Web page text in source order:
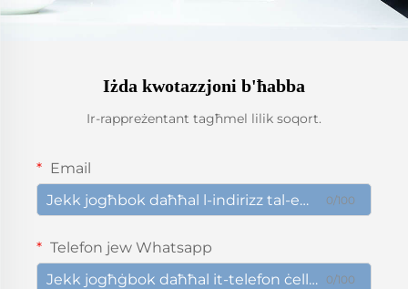
Iżda kwotazzjoni b'ħabba
Ir-rappreżentant tagħmel lilik soqort.
Email
0/100
Telefon jew Whatsapp
0/100